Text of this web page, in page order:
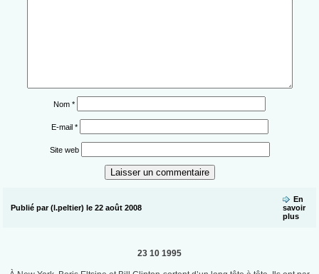
Nom *
E-mail *
Site web
Publié par (l.peltier) le 22 août 2008
En
savoir
plus
23 10 1995